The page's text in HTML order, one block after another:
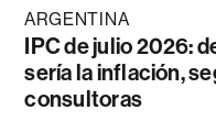
ARGENTINA
IPC de julio 2026:
sería la inflación,
consultoras